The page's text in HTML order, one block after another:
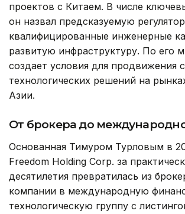
проектов с Китаем. В числе
он назвал предсказуемую
квалифицированные инженерные
развитую инфраструктуру. По его
создает условия для продвижения
технологических решений на
Азии.
От брокера до
Основанная Тимуром Турловым в
Freedom Holding Corp. за
десятилетия превратилась из
компании в международную
технологическую группу с